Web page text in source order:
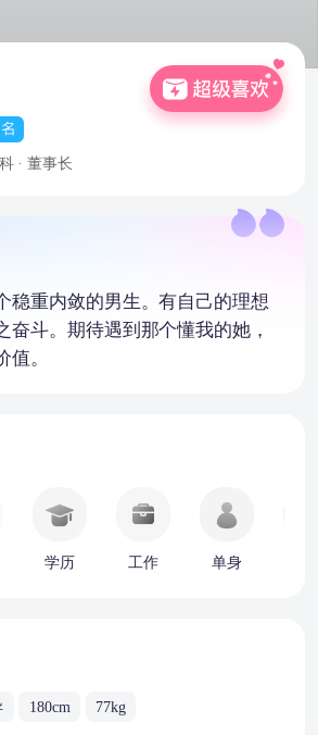
· 董事长
稳重内敛的男生。有自己的理想
奋斗。期待遇到那个懂我的她，
值。
学历 工作 单身
180cm 77kg